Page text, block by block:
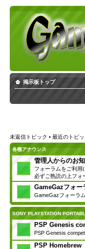
掲示板トップ
未返信トピック • 最近のトピッ
各種アナウンス
管理人からのお
フォーラムをご利用
必ずご熟読の上フォ
GameGazフォー
GameGazフォーラ
SONY PLAYSTATION
PSP Genesis
PSP Genesis
PSP Homebrew